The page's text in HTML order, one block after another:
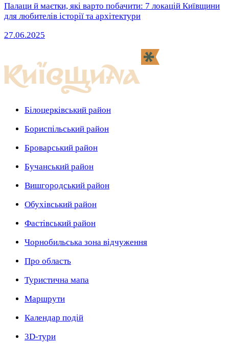
Палаци й маєтки, які варто побачити: 7 локацій Київщини
для любителів історії та архітектури
27.06.2025
Білоцерківський район
Бориспільський район
Броварський район
Бучанський район
Вишгородський район
Обухівський район
Фастівський район
Чорнобильська зона відчуження
Про область
Туристична мапа
Маршрути
Календар подій
3D-тури